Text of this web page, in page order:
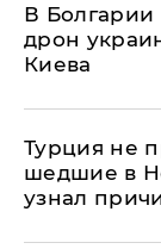
В Болгарии
дрон
Киева
Турция не
шедшие в
узнал